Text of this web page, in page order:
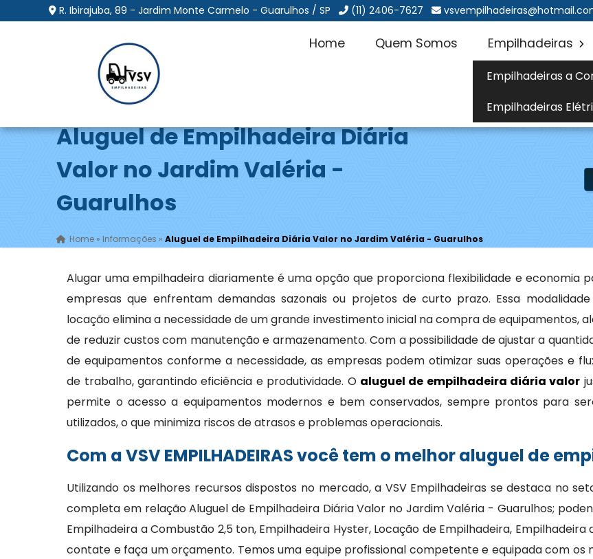
R. Ibirajuba, 89 - Jardim Monte Carmelo - Guarulhos / SP (11) 2406-7627
Home Quem Somos Empilhadeiras
Empilhadeiras a
Empilhadeiras
Aluguel de Empilhadeira Diária
Valor no Jardim Valéria -
Guarulhos
Home »Informações »Aluguel de Empilhadeira Diária Valor no Jardim Valéria - Guarulhos
Alugar uma empilhadeira diariamente é uma opção que proporciona flexibilidade e economia
empresas que enfrentam demandas sazonais ou projetos de curto prazo. Essa
locação elimina a necessidade de um grande investimento inicial na compra de equipamentos,
de reduzir custos com manutenção e armazenamento. Com a possibilidade de ajustar a
de equipamentos conforme a necessidade, as empresas podem otimizar suas operações e
de trabalho, garantindo eficiência e produtividade. O aluguel de empilhadeira diária valor
permite o acesso a equipamentos modernos e bem conservados, sempre prontos para
utilizados, o que minimiza riscos de atrasos e problemas operacionais.
Com a VSV EMPILHADEIRAS você tem o melhor aluguel de
Utilizando os melhores recursos dispostos no mercado, a VSV Empilhadeiras se destaca no
completa em relação Aluguel de Empilhadeira Diária Valor no Jardim Valéria - Guarulhos;
Empilhadeira a Combustão 2,5 ton, Empilhadeira Hyster, Locação de Empilhadeira,
contate e faça um orçamento. Temos uma equipe profissional competente e equipada com